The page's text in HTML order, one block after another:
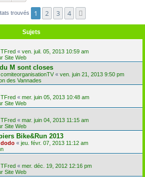
c
r
trouvés 1 2 3 4
Sujets
TFred « ven. juil. 05, 2013 10:59 am
Site Web
M sont closes
comiteorganisationTV « ven. juin 21, 2013 9:50 pm
des Vannades
TFred « mer. juin 05, 2013 10:48 am
Site Web
TFred « mar. juin 04, 2013 11:15 am
Site Web
Bike&Run 2013
dodo « jeu. févr. 07, 2013 11:12 am
TFred « mer. déc. 19, 2012 12:16 pm
Site Web